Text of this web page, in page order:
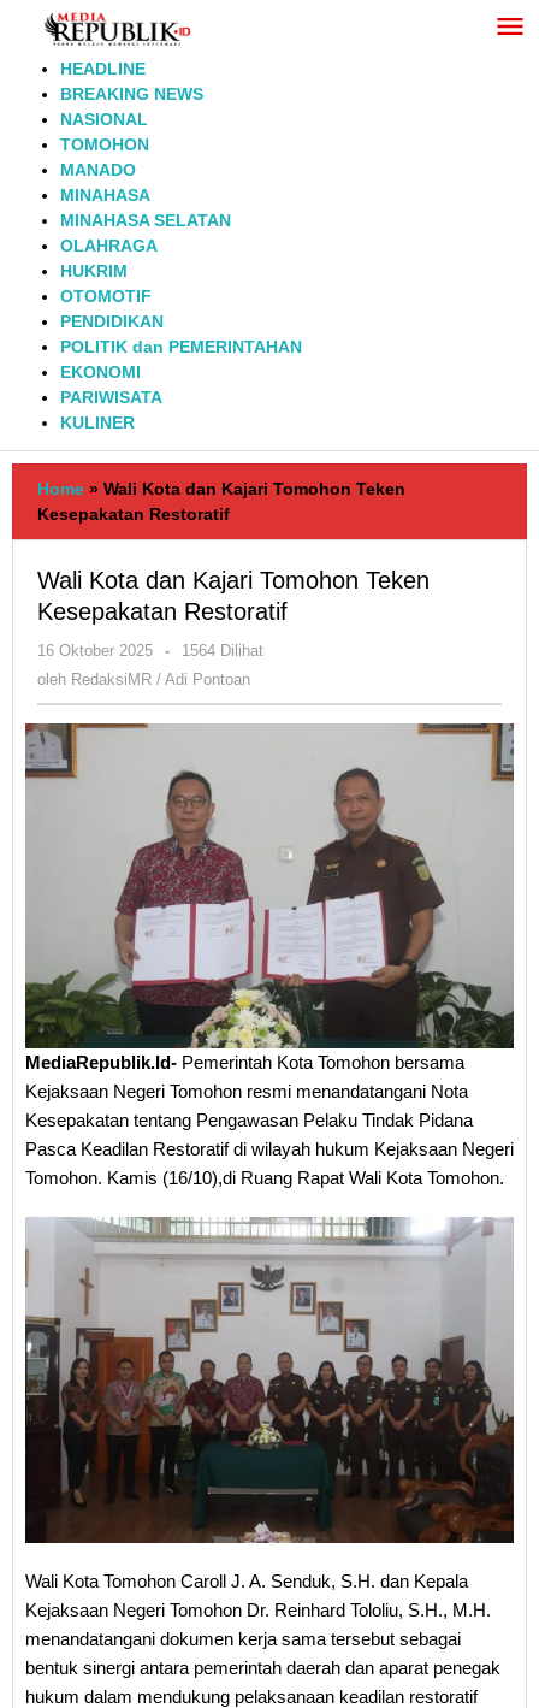
Lewati
HEADLINE
BREAKING NEWS
NASIONAL
TOMOHON
MANADO
MINAHASA
MINAHASA SELATAN
OLAHRAGA
HUKRIM
OTOMOTIF
PENDIDIKAN
POLITIK dan PEMERINTAHAN
EKONOMI
PARIWISATA
KULINER
Home » Wali Kota dan Kajari Tomohon Teken
Kesepakatan Restoratif
Wali Kota dan Kajari Tomohon Teken
Kesepakatan Restoratif
16 Oktober 2025
oleh
RedaksiMR
-
1564 Dilihat
oleh RedaksiMR / Adi Pontoan
MediaRepublik.Id- Pemerintah Kota Tomohon bersama
Kejaksaan Negeri Tomohon resmi menandatangani Nota
Kesepakatan tentang Pengawasan Pelaku Tindak Pidana
Pasca Keadilan Restoratif di wilayah hukum Kejaksaan Negeri
Tomohon. Kamis (16/10),di Ruang Rapat Wali Kota Tomohon.
Wali Kota Tomohon Caroll J. A. Senduk, S.H. dan Kepala
Kejaksaan Negeri Tomohon Dr. Reinhard Tololiu, S.H., M.H.
menandatangani dokumen kerja sama tersebut sebagai
bentuk sinergi antara pemerintah daerah dan aparat penegak
hukum dalam mendukung pelaksanaan keadilan restoratif